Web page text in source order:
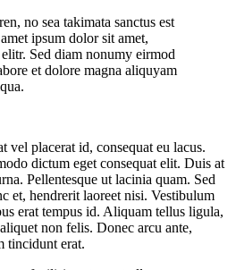
no sea takimata sanctus est
ipsum dolor sit amet,
Sed diam nonumy eirmod
et dolore magna aliquyam
vel placerat id, consequat eu lacus.
dictum eget consequat elit. Duis at
Pellentesque ut lacinia quam. Sed
et, hendrerit laoreet nisi. Vestibulum
erat tempus id. Aliquam tellus ligula,
non felis. Donec arcu ante,
tincidunt erat.